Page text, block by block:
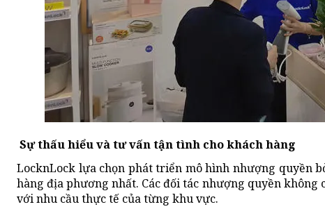
Sự thấu hiểu và tư vấn tận tình cho khách hàng
LocknLock lựa chọn phát triển mô hình nhượng quyền
hàng địa phương nhất. Các đối tác nhượng quyền
với nhu cầu thực tế của từng khu vực.